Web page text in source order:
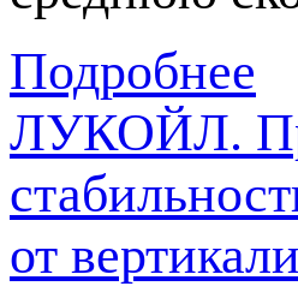
Подробнее
ЛУКОЙЛ.
от